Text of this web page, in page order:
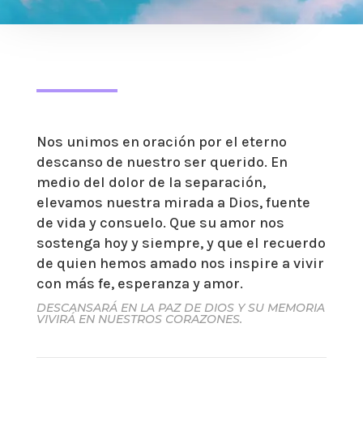
Nos unimos en oración por el eterno
descanso de nuestro ser querido. En
medio del dolor de la separación,
elevamos nuestra mirada a Dios, fuente
de vida y consuelo. Que su amor nos
sostenga hoy y siempre, y que el recuerdo
de quien hemos amado nos inspire a vivir
con más fe, esperanza y amor.
DESCANSARÁ EN LA PAZ DE DIOS Y SU MEMORIA
VIVIRÁ EN NUESTROS CORAZONES.